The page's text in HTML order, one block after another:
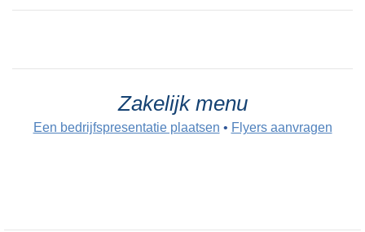
Zakelijk menu
Een bedrijfspresentatie plaatsen • Flyers aanvragen